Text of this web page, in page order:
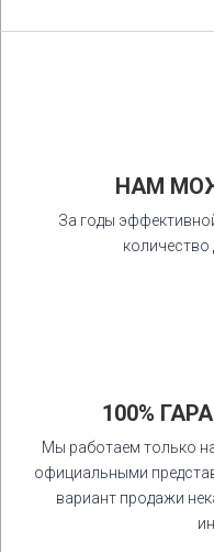
НАМ
За годы
100%
Мы работаем только
официальными
вариант продажи